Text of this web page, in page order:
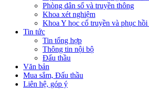
Phòng dân số và truyền thông
Khoa xét nghiệm
Khoa Y học cổ truyền và phục
Tin tức
Tin tổng hợp
Thông tin nội bộ
Đấu thầu
Văn bản
Mua sắm, Đấu thầu
Liên hệ, góp ý